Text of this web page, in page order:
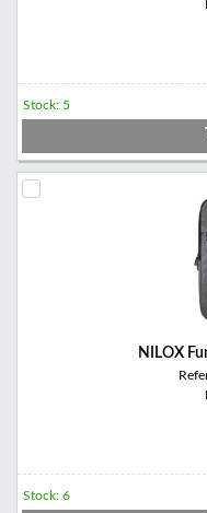
Stock: 5
NILOX
Stock: 6